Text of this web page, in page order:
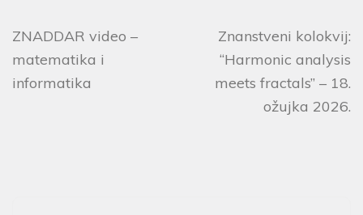
ZNADDAR video –
matematika i
informatika
Znanstveni kolokvij:
“Harmonic analysis
meets fractals” – 18.
ožujka 2026.